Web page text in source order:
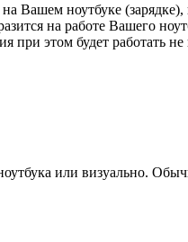
Вашем ноутбуке
на работе Вашего
этом будет работать
или визуально.